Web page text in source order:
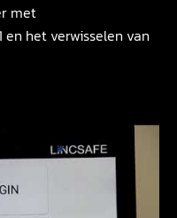
met
het verwisselen van